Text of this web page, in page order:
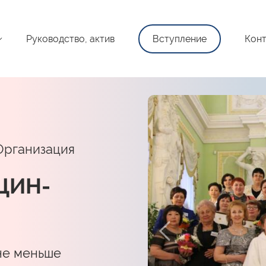
Руководство, актив Вступление
меньше